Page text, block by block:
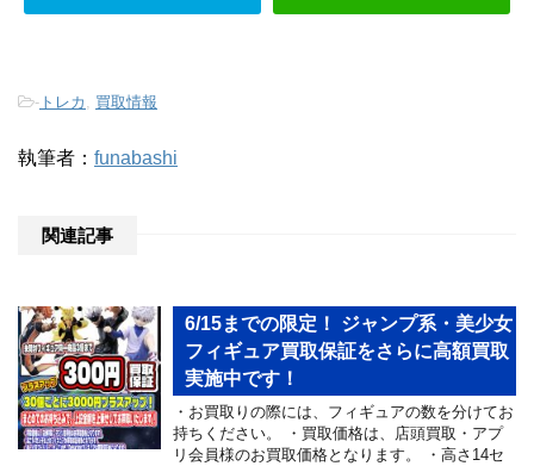
- トレカ , 買取情報
執筆者： funabashi
関連記事
6/15までの限定！ ジャンプ系・美少女
フィギュア買取保証をさらに高額買取
実施中です！
・お買取りの際には、フィギュアの数を分けてお
持ちください。 ・買取価格は、店頭買取・アプ
リ会員様のお買取価格となります。 ・高さ14セ